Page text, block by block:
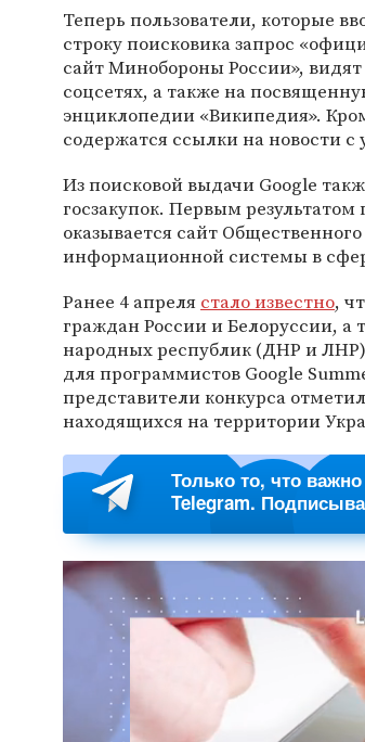
Теперь пользователи, которые
строку поисковика запрос
сайт Минобороны России»,
соцсетях, а также на
энциклопедии «Википедия».
содержатся ссылки на новости
Из поисковой выдачи Google
госзакупок. Первым
оказывается сайт
информационной системы в
Ранее 4 апреля стало известно,
граждан России и Белоруссии,
народных республик (ДНР и
для программистов Google
представители конкурса
находящихся на территории
Только то, что
Telegram.